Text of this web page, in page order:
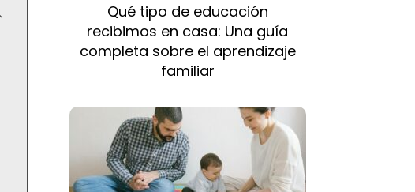
Qué tipo de educación
recibimos en casa: Una guía
completa sobre el aprendizaje
familiar